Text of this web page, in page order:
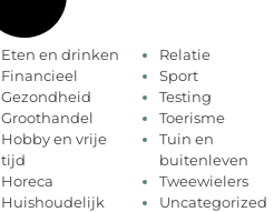
Eten en drinken
Financieel
Gezondheid
Groothandel
Hobby en vrije
tijd
Horeca
Huishoudelijk
Relatie
Sport
Testing
Toerisme
Tuin en
buitenleven
Tweewielers
Uncategorized